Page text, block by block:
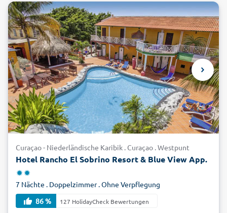
Curaçao - Niederländische Karibik . Curaçao . Westpunt
Hotel Rancho El Sobrino Resort & Blue View App.
7 Nächte . Doppelzimmer . Ohne Verpflegung
86 %
127 HolidayCheck Bewertungen